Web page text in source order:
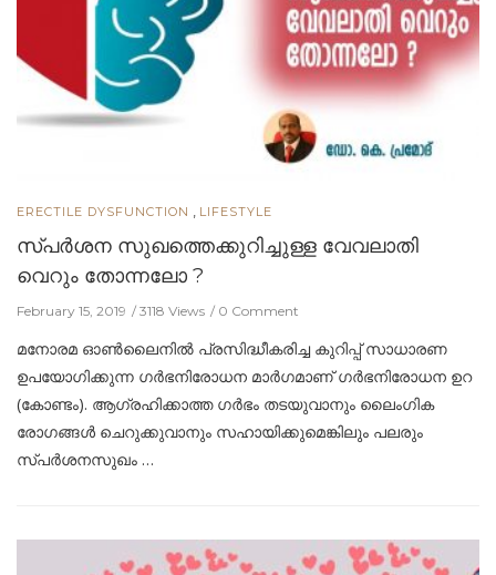
ERECTILE DYSFUNCTION LIFESTYLE
സ്പർശന സുഖത്തെക്കുറിച്ചുള്ള വേവലാതി
വെറും തോന്നലോ ?
February 15, 2019 3118 Views 0 Comment
മനോരമ ഓണ്‍ലൈനില്‍ പ്രസിദ്ധീകരിച്ച കുറിപ്പ് സാധാരണ
ഉപയോഗിക്കുന്ന ഗർഭനിരോധന മാർഗമാണ് ഗർഭനിരോധന ഉറ
(കോണ്ടം). ആഗ്രഹിക്കാത്ത ഗർഭം തടയുവാനും ലൈംഗിക
രോഗങ്ങൾ ചെറുക്കുവാനും സഹായിക്കുമെങ്കിലും പലരും
സ്പർശനസുഖം …